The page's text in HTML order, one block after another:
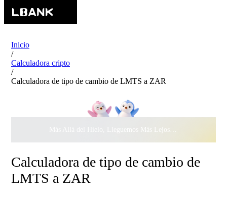
Inicio
/
Calculadora cripto
/
Calculadora de tipo de cambio de LMTS a ZAR
Más Allá del Hielo, Lleguemos Más Lejos Juntos ·
Calculadora de tipo de cambio de
LMTS a ZAR